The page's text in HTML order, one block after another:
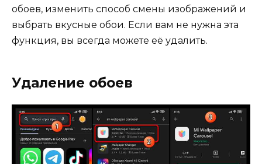
обоев, изменить способ смены изображений и
выбрать вкусные обои. Если вам не нужна эта
функция, вы всегда можете её удалить.
Удаление обоев